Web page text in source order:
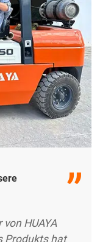
HUAYA
Produkts hat